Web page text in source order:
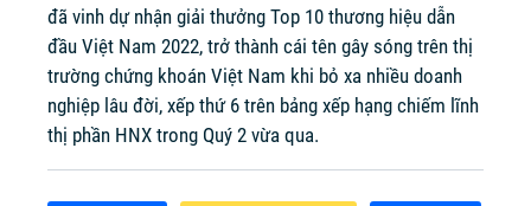
đã vinh dự nhận giải thưởng Top 10 thương hiệu dẫn
đầu Việt Nam 2022, trở thành cái tên gây sóng trên thị
trường chứng khoán Việt Nam khi bỏ xa nhiều doanh
nghiệp lâu đời, xếp thứ 6 trên bảng xếp hạng chiếm lĩnh
thị phần HNX trong Quý 2 vừa qua.